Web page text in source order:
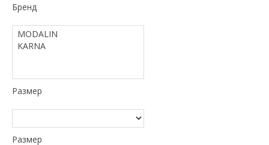
Бренд
Размер
Размер